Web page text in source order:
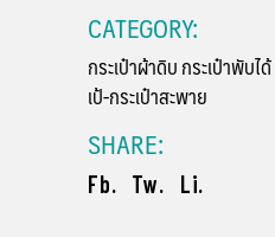
CATEGORY:
กระเป๋าผ้าดิบกระเป๋าพับได้
เป้-กระเป๋าสะพาย
SHARE:
Fb. Tw. Li.